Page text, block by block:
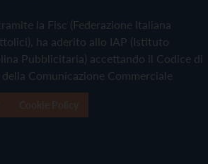
la Fisc (Federazione Italiana
ha aderito allo IAP (Istituto
Pubblicitaria) accettando il Codice di
Comunicazione Commerciale